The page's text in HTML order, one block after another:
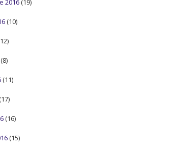
2016 (19)
(10)
(8)
(11)
(17)
(16)
(15)